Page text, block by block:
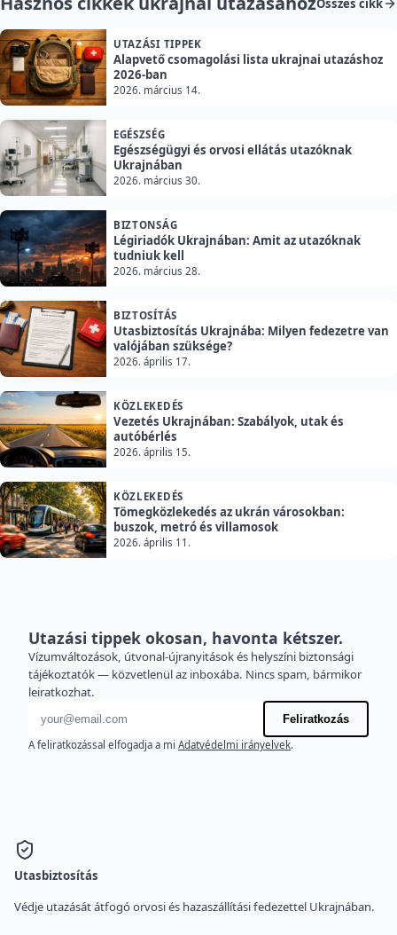
Összes cikk
UTAZÁSI TIPPEK
Alapvető csomagolási lista ukrajnai utazáshoz
2026-ban
2026. március 14.
EGÉSZSÉG
Egészségügyi és orvosi ellátás utazóknak
Ukrajnában
2026. március 30.
BIZTONSÁG
Légiriadók Ukrajnában: Amit az utazóknak
tudniuk kell
2026. március 28.
BIZTOSÍTÁS
Utasbiztosítás Ukrajnába: Milyen fedezetre van
valójában szüksége?
2026. április 17.
KÖZLEKEDÉS
Vezetés Ukrajnában: Szabályok, utak és
autóbérlés
2026. április 15.
KÖZLEKEDÉS
Tömegközlekedés az ukrán városokban:
buszok, metró és villamosok
2026. április 11.
Utazási tippek okosan, havonta kétszer.
Vízumváltozások, útvonal-újranyitások és helyszíni biztonsági
tájékoztatók — közvetlenül az inboxába. Nincs spam, bármikor
leiratkozhat.
E-mail cím
Feliratkozás
A feliratkozással elfogadja a mi Adatvédelmi irányelvek.
Utasbiztosítás
Védje utazását átfogó orvosi és hazaszállítási fedezettel Ukrajnában.